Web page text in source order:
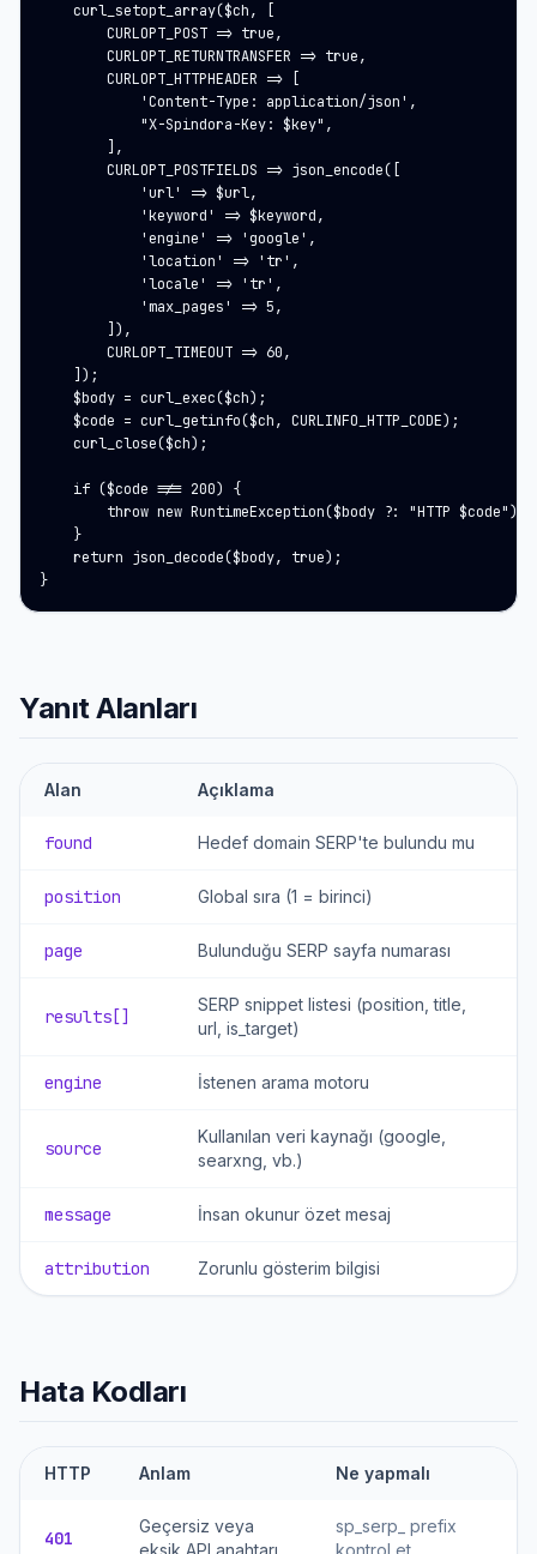
    curl_setopt_array($ch, [
        CURLOPT_POST => true,
        CURLOPT_RETURNTRANSFER => true,
        CURLOPT_HTTPHEADER => [
            'Content-Type: application/json',
            "X-Spindora-Key: $key",
        ],
        CURLOPT_POSTFIELDS => json_encode([
            'url' => $url,
            'keyword' => $keyword,
            'engine' => 'google',
            'location' => 'tr',
            'locale' => 'tr',
            'max_pages' => 5,
        ]),
        CURLOPT_TIMEOUT => 60,
    ]);
    $body = curl_exec($ch);
    $code = curl_getinfo($ch, CURLINFO_HTTP_CODE);
    curl_close($ch);
    if ($code !== 200) {
        throw new RuntimeException($body ?: "HTTP $code");
    }
    return json_decode($body, true);
}
Yanıt Alanları
Alan Açıklama
found Hedef domain SERP'te bulundu mu
position Global sıra (1 = birinci)
page Bulunduğu SERP sayfa numarası
results[]
SERP snippet listesi (position, title,
url, is_target)
engine İstenen arama motoru
source
Kullanılan veri kaynağı (google,
searxng, vb.)
message İnsan okunur özet mesaj
attribution Zorunlu gösterim bilgisi
Hata Kodları
HTTP Anlam Ne yapmalı
401
Geçersiz veya
eksik API anahtarı
sp_serp_ prefix
kontrol et